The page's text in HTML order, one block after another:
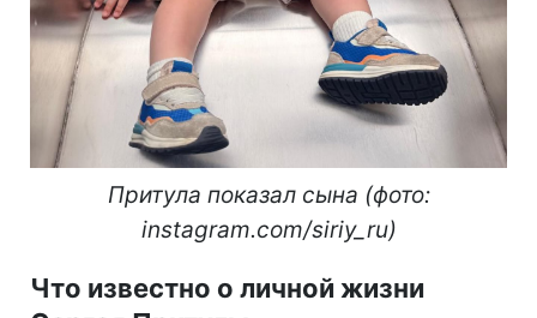
Притула показал сына (фото:
instagram.com/siriy_ru)
Что известно о личной жизни